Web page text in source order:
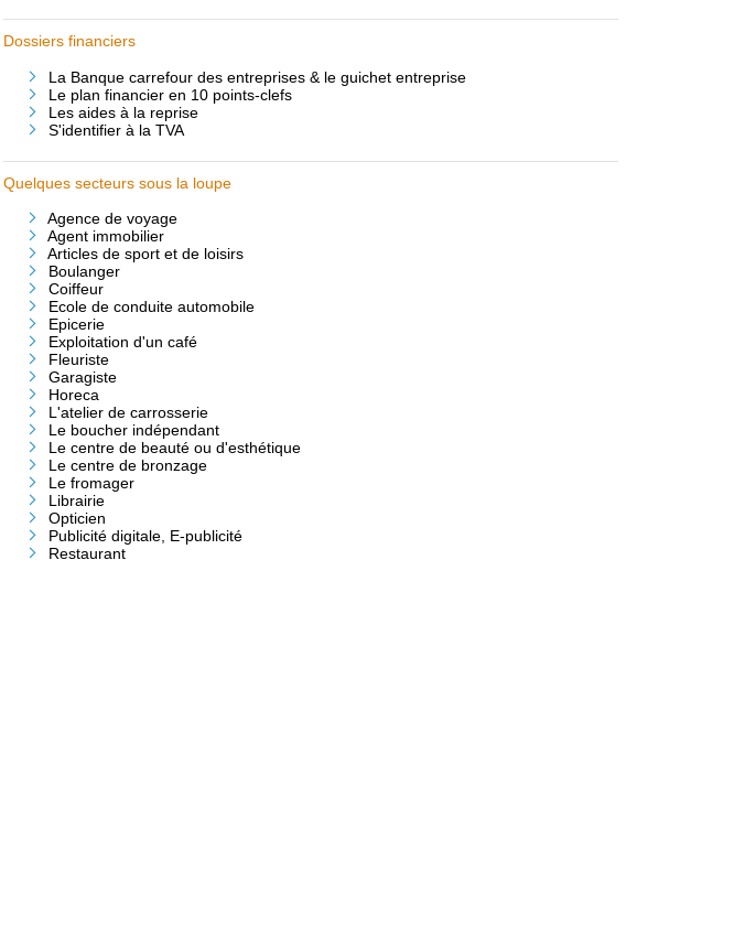
Dossiers financiers
La Banque carrefour des entreprises & le guichet entreprise
Le plan financier en 10 points-clefs
Les aides à la reprise
S'identifier à la TVA
Quelques secteurs sous la loupe
Agence de voyage
Agent immobilier
Articles de sport et de loisirs
Boulanger
Coiffeur
Ecole de conduite automobile
Epicerie
Exploitation d'un café
Fleuriste
Garagiste
Horeca
L'atelier de carrosserie
Le boucher indépendant
Le centre de beauté ou d'esthétique
Le centre de bronzage
Le fromager
Librairie
Opticien
Publicité digitale, E-publicité
Restaurant